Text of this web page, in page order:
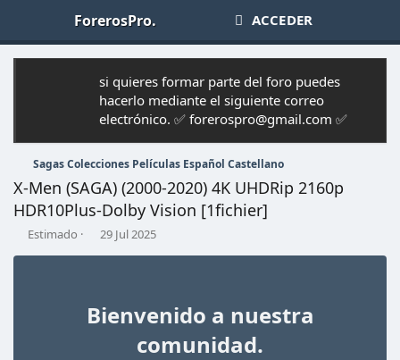
ForerosPro. ACCEDER
si quieres formar parte del foro puedes
hacerlo mediante el siguiente correo
electrónico. ✅ forerospro@gmail.com ✅
Sagas Colecciones Películas Español Castellano
X-Men (SAGA) (2000-2020) 4K UHDRip 2160p
HDR10Plus-Dolby Vision [1fichier]
A
Estimado
F
d
29 Jul 2025
Bienvenido a nuestra
comunidad.